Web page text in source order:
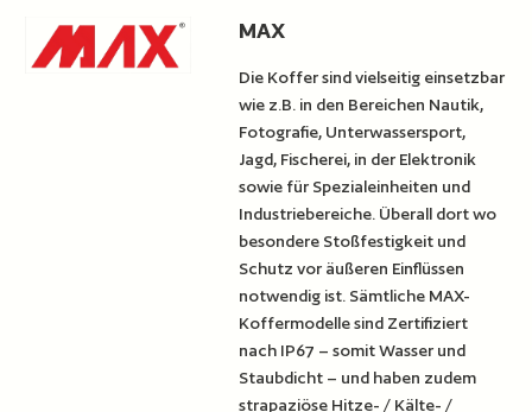
MAX
Die Koffer sind vielseitig einsetzbar
wie z.B. in den Bereichen Nautik,
Fotografie, Unterwassersport,
Jagd, Fischerei, in der Elektronik
sowie für Spezialeinheiten und
Industriebereiche. Überall dort wo
besondere Stoßfestigkeit und
Schutz vor äußeren Einflüssen
notwendig ist. Sämtliche MAX-
Koffermodelle sind Zertifiziert
nach IP67 – somit Wasser und
Staubdicht – und haben zudem
strapaziöse Hitze- / Kälte- /